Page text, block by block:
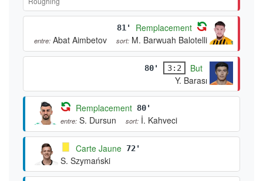
81' Remplacement
entre: Abat Aimbetov sort: M. Barwuah Balotelli
80' 3:2
But
Y. Barası
Remplacement 80'
entre: S. Dursun sort: İ. Kahveci
Carte Jaune 72'
S. Szymański